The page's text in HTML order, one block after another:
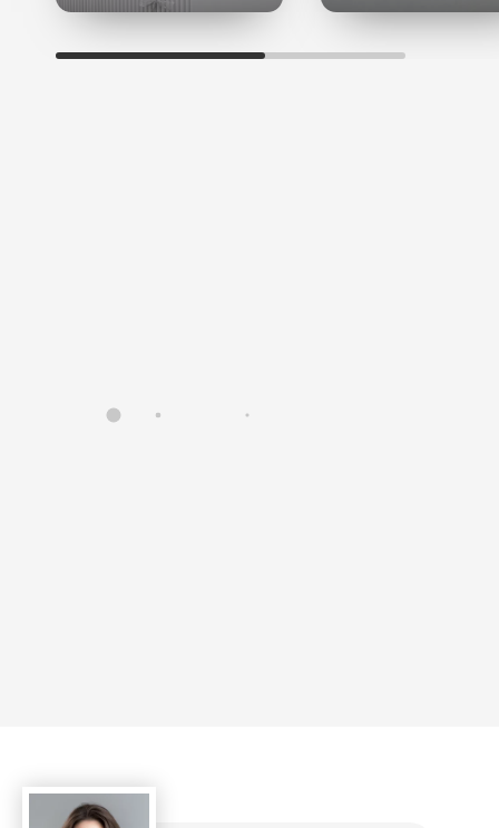
лактоальбумин, лактоглобулин) эффективно
процессах регенерации.
увлажняют эпидермис, стимулируют белковый